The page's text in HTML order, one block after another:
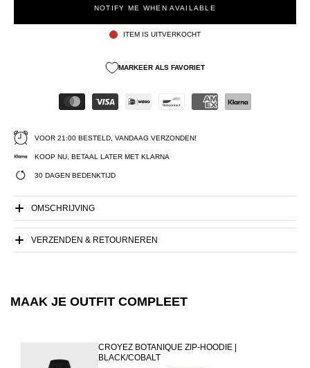
NOTIFY ME WHEN AVAILABLE
ITEM IS UITVERKOCHT
MARKEER ALS FAVORIET
VOOR 21:00 BESTELD, VANDAAG VERZONDEN!
KOOP NU, BETAAL LATER MET KLARNA
30 DAGEN BEDENKTIJD
OMSCHRIJVING
VERZENDEN & RETOURNEREN
MAAK JE OUTFIT COMPLEET
CROYEZ BOTANIQUE ZIP-HOODIE |
BLACK/COBALT